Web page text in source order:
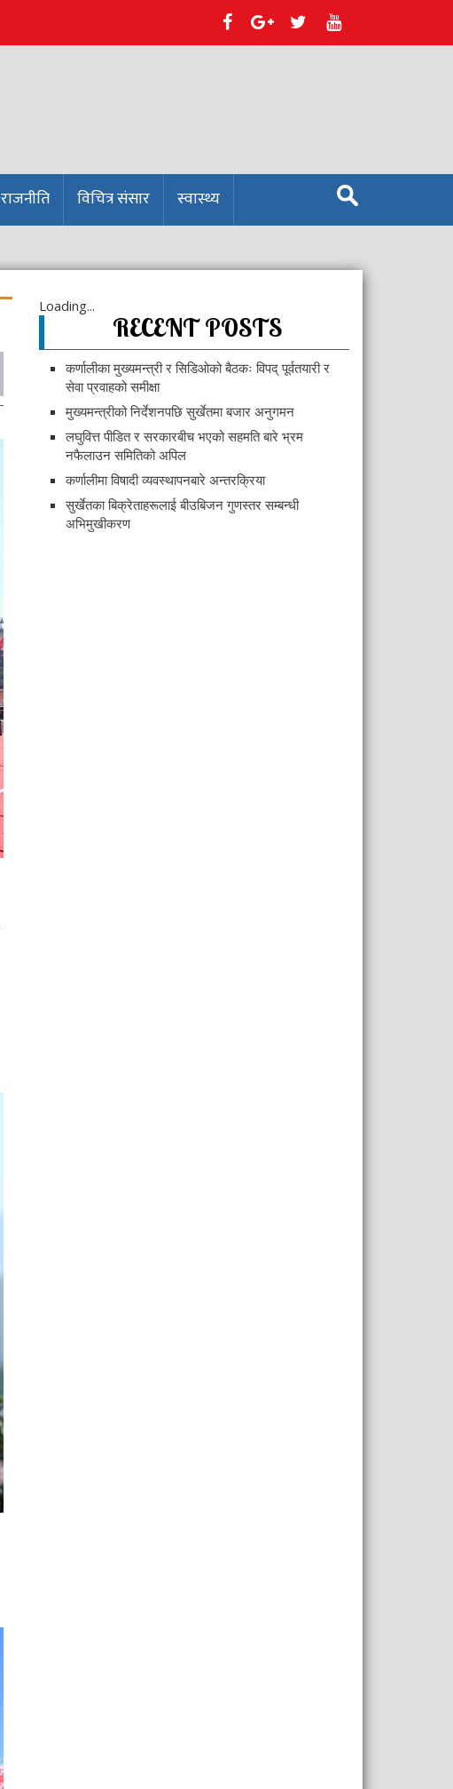
राजनीति विचित्र संसार स्वास्थ्य
S
e
a
:
Loading...
RECENT POSTS
कर्णालीका मुख्यमन्त्री र सिडिओको बैठकः विपद् पूर्वतयारी र
सेवा प्रवाहको समीक्षा
मुख्यमन्त्रीको निर्देशनपछि सुर्खेतमा बजार अनुगमन
लघुवित्त पीडित र सरकारबीच भएको सहमति बारे भ्रम
नफैलाउन समितिको अपिल
कर्णालीमा विषादी व्यवस्थापनबारे अन्तरक्रिया
सुर्खेतका बिक्रेताहरूलाई बीउबिजन गुणस्तर सम्बन्धी
अभिमुखीकरण